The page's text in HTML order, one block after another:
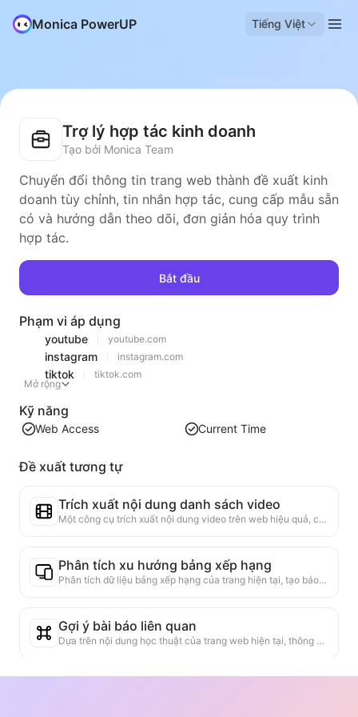
Monica PowerUP Tiếng Việt
Trợ lý hợp tác kinh doanh
Tạo bởi Monica Team
Chuyển đổi thông tin trang web thành đề xuất kinh
doanh tùy chỉnh, tin nhắn hợp tác, cung cấp mẫu sẵn
có và hướng dẫn theo dõi, đơn giản hóa quy trình
hợp tác.
Bắt đầu
Phạm vi áp dụng
youtube youtube.com
instagram instagram.com
tiktok
tiktok.com
Mở rộng
Kỹ năng
Web Access Current Time
Đề xuất tương tự
Trích xuất nội dung danh sách video
Một công cụ trích xuất nội dung video trên web hiệu quả, có khả năng quét nhanh các trang web và tổ chức thông tin video thành bảng Markdown có cấu trúc.
Phân tích xu hướng bảng xếp hạng
Phân tích dữ liệu bảng xếp hạng của trang hiện tại, tạo báo cáo xu hướng. Nhận diện các loại sản phẩm phổ biến, các loại sản phẩm đang tăng nhanh và công nghệ mới nổi. Cung cấp cái nhìn thị trường ngay lập tức, giúp bạn hiểu xu hướng sản phẩm mới nhất và động thái thị trường.
Gợi ý bài báo liên quan
Dựa trên nội dung học thuật của trang web hiện tại, thông minh gợi ý các bài báo và nghiên cứu khác có liên quan cao. Sử dụng thuật toán tiên tiến để phân tích độ tương đồng chủ đề và phương pháp nghiên cứu, giúp người dùng mở rộng việc đọc và hiểu sâu hơn về các vấn đề học thuật được thảo luận trên trang web.